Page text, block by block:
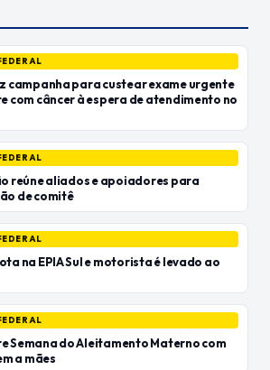
campanha para custear exame urgente
com câncer à espera de atendimento no
reúne aliados e apoiadores para
de comitê
na EPIA Sul e motorista é levado ao
Semana do Aleitamento Materno com
a mães